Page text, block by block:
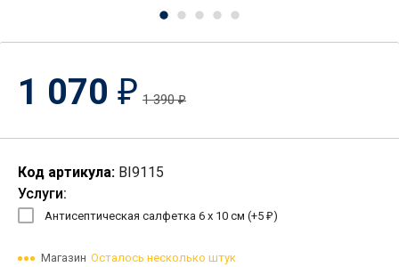
1 070 ₽ 1 390₽
Код артикула: BI9115
Услуги:
Антисептическая салфетка 6 х 10 см (+5 ₽)
Магазин Осталось несколько штук